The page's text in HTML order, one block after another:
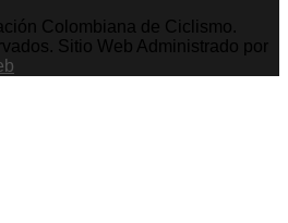
Colombiana de Ciclismo.
Sitio Web Administrado por